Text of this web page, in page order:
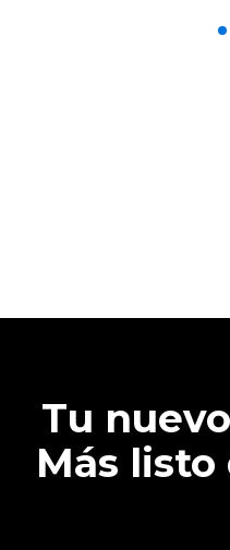
Tu
Más listo